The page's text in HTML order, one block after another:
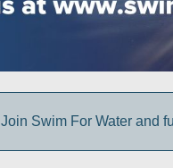
Join Swim For Water and